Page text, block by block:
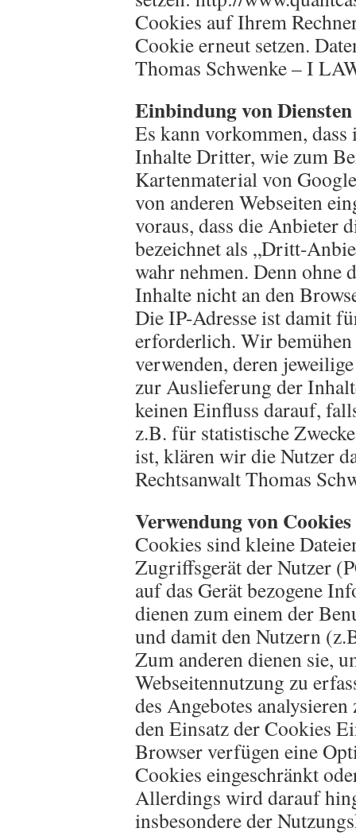
Cookies auf Ihrem
Cookie erneut setzen.
Thomas Schwenke – I
Einbindung von
Es kann vorkommen,
Inhalte Dritter, wie zum
Kartenmaterial von
von anderen Webseiten
voraus, dass die Anbieter
bezeichnet als „Dritt-
wahr nehmen. Denn ohne
Inhalte nicht an den
Die IP-Adresse ist damit
erforderlich. Wir
verwenden, deren
zur Auslieferung der
keinen Einfluss darauf,
z.B. für statistische
ist, klären wir die Nutzer
Rechtsanwalt Thomas
Verwendung von Cookies
Cookies sind kleine
Zugriffsgerät der Nutzer
auf das Gerät bezogene
dienen zum einem der
und damit den Nutzern
Zum anderen dienen sie,
Webseitennutzung zu
des Angebotes
den Einsatz der Cookies
Browser verfügen eine
Cookies eingeschränkt
Allerdings wird darauf
insbesondere der